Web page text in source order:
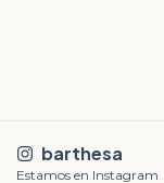
barthesa
Estamos en Instagram